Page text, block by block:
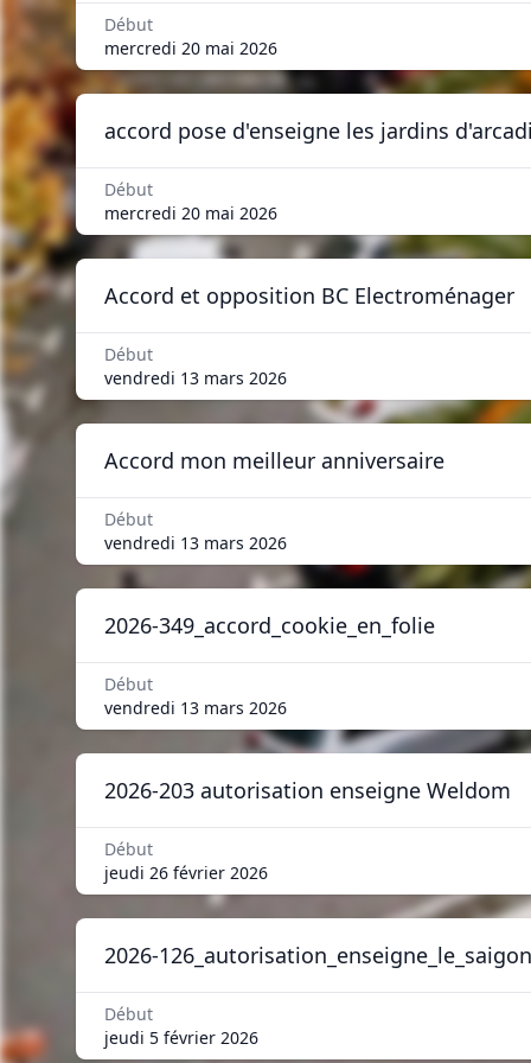
Début
mercredi 20 mai 2026
accord pose d'enseigne les jardins
Début
mercredi 20 mai 2026
Accord et opposition BC Electroménager
Début
vendredi 13 mars 2026
Accord mon meilleur anniversaire
Début
vendredi 13 mars 2026
2026-349_accord_cookie_en_folie
Début
vendredi 13 mars 2026
2026-203 autorisation enseigne Weldom
Début
jeudi 26 février 2026
2026-126_autorisation_enseigne_le_saigon
Début
jeudi 5 février 2026